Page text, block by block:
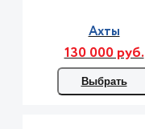
Ахты
130 000 руб.
Выбрать